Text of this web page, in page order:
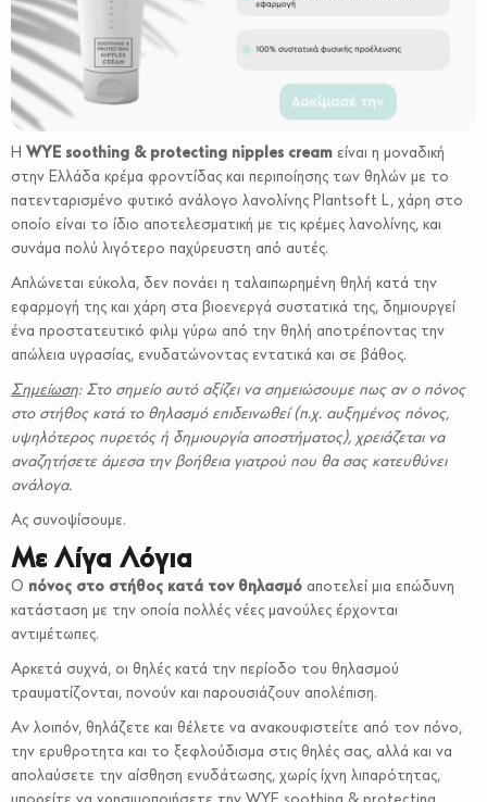
Η WYE soothing & protecting nipples cream είναι η μοναδική
στην Ελλάδα κρέμα φροντίδας και περιποίησης των θηλών με το
πατενταρισμένο φυτικό ανάλογο λανολίνης Plantsoft L, χάρη στο
οποίο είναι το ίδιο αποτελεσματική με τις κρέμες λανολίνης, και
συνάμα πολύ λιγότερο παχύρευστη από αυτές.
Απλώνεται εύκολα, δεν πονάει η ταλαιπωρημένη θηλή κατά την
εφαρμογή της και χάρη στα βιοενεργά συστατικά της, δημιουργεί
ένα προστατευτικό φιλμ γύρω από την θηλή αποτρέποντας την
απώλεια υγρασίας, ενυδατώνοντας εντατικά και σε βάθος.
Σημείωση: Στο σημείο αυτό αξίζει να σημειώσουμε πως αν ο πόνος
στο στήθος κατά το θηλασμό επιδεινωθεί (π.χ. αυξημένος πόνος,
υψηλότερος πυρετός ή δημιουργία αποστήματος), χρειάζεται να
αναζητήσετε άμεσα την βοήθεια γιατρού που θα σας κατευθύνει
ανάλογα.
Ας συνοψίσουμε.
Με Λίγα Λόγια
Ο πόνος στο στήθος κατά τον θηλασμό αποτελεί μια επώδυνη
κατάσταση με την οποία πολλές νέες μανούλες έρχονται
αντιμέτωπες.
Αρκετά συχνά, οι θηλές κατά την περίοδο του θηλασμού
τραυματίζονται, πονούν και παρουσιάζουν απολέπιση.
Αν λοιπόν, θηλάζετε και θέλετε να ανακουφιστείτε από τον πόνο,
την ερυθροτητα και το ξεφλούδισμα στις θηλές σας, αλλά και να
απολαύσετε την αίσθηση ενυδάτωσης, χωρίς ίχνη λιπαρότητας,